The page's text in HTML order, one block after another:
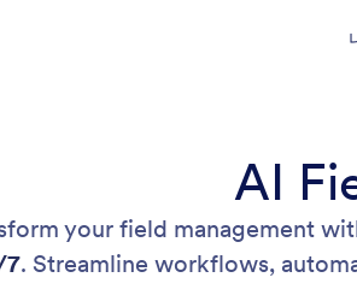
AI
your field management
. Streamline workflows,